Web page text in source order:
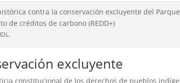
excluyente
constitucional de los derechos de pueblos